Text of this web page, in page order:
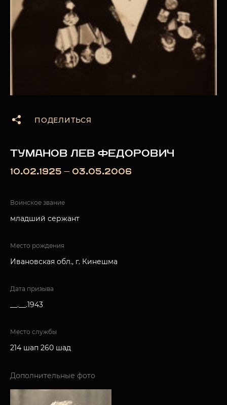
ПОДЕЛИТЬСЯ
ТУМАНОВ ЛЕВ ФЕДОРОВИЧ
10.02.1925 — 03.05.2006
Воинское звание
младший сержант
Место рождения
Ивановская обл., г. Кинешма
Дата призыва
__.__.1943
Место службы
214 шап 260 шад
Дополнительные фото